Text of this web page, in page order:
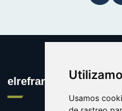
Usamos
elrefranero.es